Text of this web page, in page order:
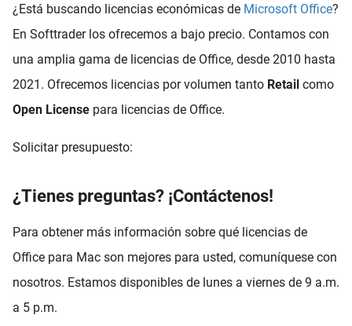
¿Está buscando licencias económicas de Microsoft Office?
En Softtrader los ofrecemos a bajo precio. Contamos con
una amplia gama de licencias de Office, desde 2010 hasta
2021. Ofrecemos licencias por volumen tanto Retail como
Open License para licencias de Office.
Solicitar presupuesto:
¿Tienes preguntas? ¡Contáctenos!
Para obtener más información sobre qué licencias de
Office para Mac son mejores para usted, comuníquese con
nosotros. Estamos disponibles de lunes a viernes de 9 a.m.
a 5 p.m.